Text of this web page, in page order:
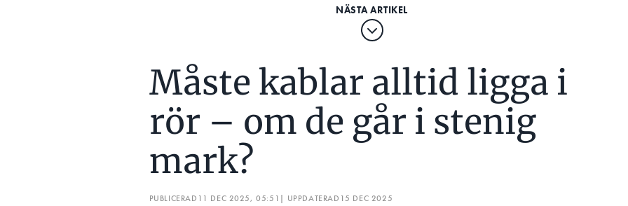
Måste kablar alltid ligga i
rör – om de går i stenig
mark?
PUBLICERAD 11 DEC 2025, 05:51 | UPPDATERAD 15 DEC 2025